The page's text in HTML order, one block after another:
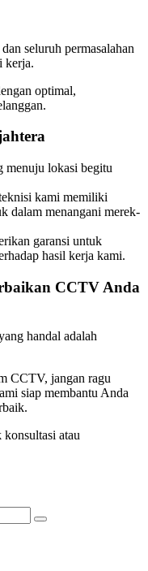
seluruh permasalahan
kerja.
optimal,
menuju lokasi begitu
kami memiliki
dalam menangani merek-
garansi untuk
hasil kerja kami.
CCTV Anda
handal adalah
CCTV, jangan ragu
siap membantu Anda
konsultasi atau